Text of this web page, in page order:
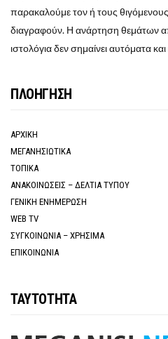
παρακαλούμε τον ή τους
διαγραφούν. Η ανάρτηση θεμάτων
ιστολόγια δεν σημαίνει αυτόματα
ΠΛΟΗΓΗΣΗ
ΑΡΧΙΚΗ
ΜΕΓΑΝΗΣΙΩΤΙΚΑ
ΤΟΠΙΚΑ
ΑΝΑΚΟΙΝΩΣΕΙΣ – ΔΕΛΤΙΑ ΤΥΠΟΥ
ΓΕΝΙΚΗ ΕΝΗΜΕΡΩΣΗ
WEB TV
ΣΥΓΚΟΙΝΩΝΙΑ – ΧΡΗΣΙΜΑ
ΕΠΙΚΟΙΝΩΝΙΑ
ΤΑΥΤΟΤΗΤΑ